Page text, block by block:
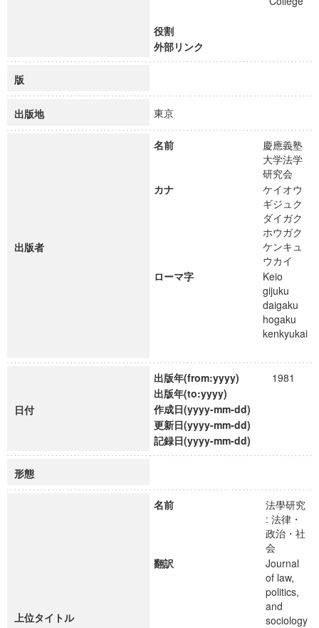
役割
外部リンク
版
出版地 東京
出版者
名前
慶應義塾
大学法学
研究会
カナ
ケイオウ
ギジュク
ダイガク
ホウガク
ケンキュ
ウカイ
ローマ字
Keio
gijuku
daigaku
hogaku
kenkyukai
日付
出版年(from:yyyy)
1981
出版年(to:yyyy)
作成日(yyyy-mm-dd)
更新日(yyyy-mm-dd)
記録日(yyyy-mm-dd)
形態
上位タイトル
名前
法學研究
: 法律・
政治・社
会
翻訳
Journal
of law,
politics,
and
sociology